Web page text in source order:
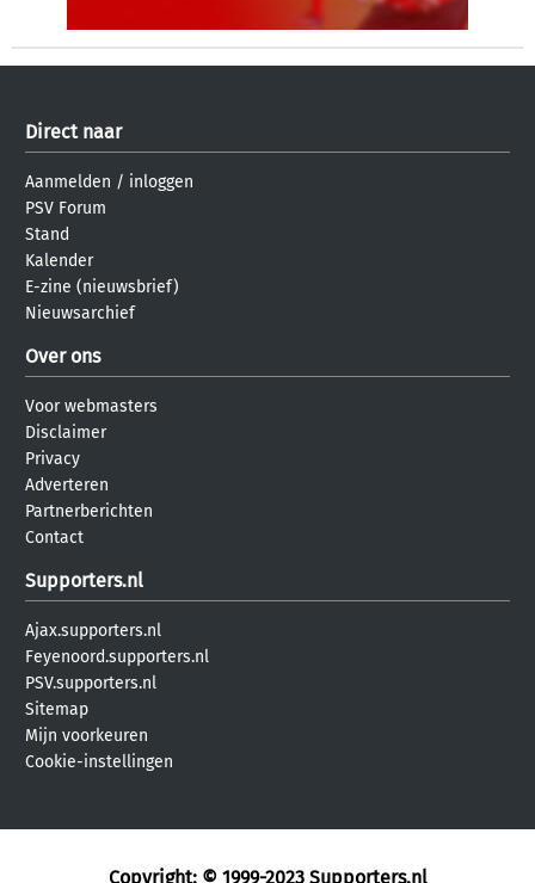
Direct naar
Aanmelden / inloggen
PSV Forum
Stand
Kalender
E-zine (nieuwsbrief)
Nieuwsarchief
Over ons
Voor webmasters
Disclaimer
Privacy
Adverteren
Partnerberichten
Contact
Supporters.nl
Ajax.supporters.nl
Feyenoord.supporters.nl
PSV.supporters.nl
Sitemap
Mijn voorkeuren
Cookie-instellingen
Copyright: © 1999-2023 Supporters.nl